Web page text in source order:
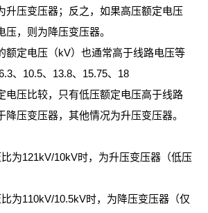
、
频
压
、
司
升压变压器；反之，如果高压额定电压
，则为降压变压器。
额定电压（kV）也通常高于线路电压等
、10.5、13.8、15.75、18
电压比较，只有低压额定电压高于线路
降压变压器，其他情况为升压变压器。
为121kV/10kV时，为升压变压器（低压
为110kV/10.5kV时，为降压变压器（仅